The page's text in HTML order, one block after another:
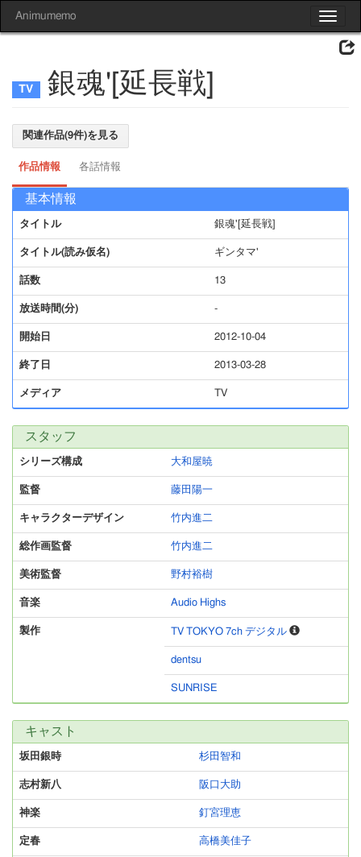
Toggle
Animumemo
銀魂'[延長戦]
関連作品(9件)を見る
作品情報 各話情報
基本情報
タイトル 銀魂'[延長戦]
タイトル(読み仮名) ギンタマ'
話数 13
放送時間(分) -
開始日 2012-10-04
終了日 2013-03-28
メディア TV
スタッフ
シリーズ構成 大和屋暁
監督 藤田陽一
キャラクターデザイン 竹内進二
総作画監督 竹内進二
美術監督 野村裕樹
音楽 Audio Highs
製作 TV TOKYO 7ch デジタル
dentsu
SUNRISE
キャスト
坂田銀時 杉田智和
志村新八 阪口大助
神楽 釘宮理恵
定春 高橋美佳子